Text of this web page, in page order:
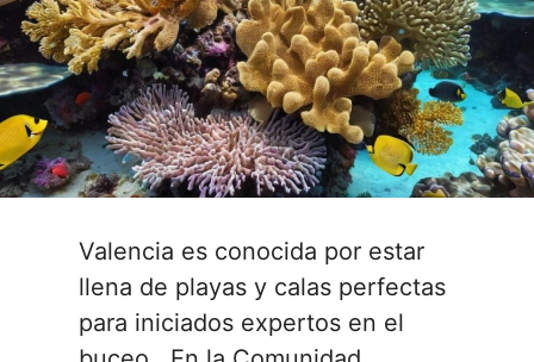
Valencia es conocida por estar
llena de playas y calas perfectas
para iniciados expertos en el